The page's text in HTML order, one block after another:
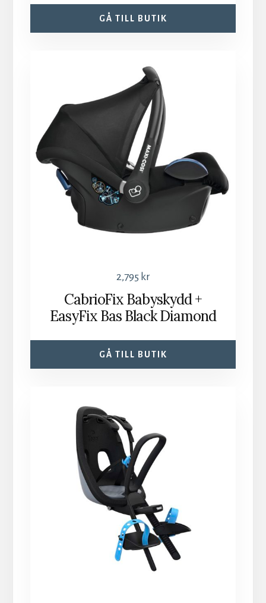
GÅ TILL BUTIK
2,795 kr
CabrioFix Babyskydd +
EasyFix Bas Black Diamond
GÅ TILL BUTIK